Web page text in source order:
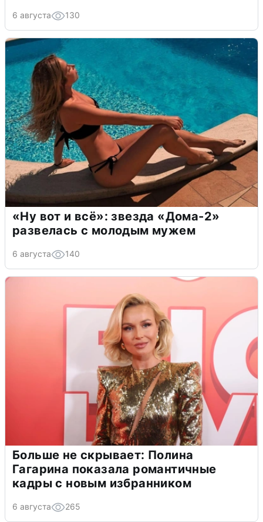
6 августа 130
«Ну вот и всё»: звезда «Дома-2»
развелась с молодым мужем
6 августа 140
Больше не скрывает: Полина
Гагарина показала романтичные
кадры с новым избранником
6 августа 265